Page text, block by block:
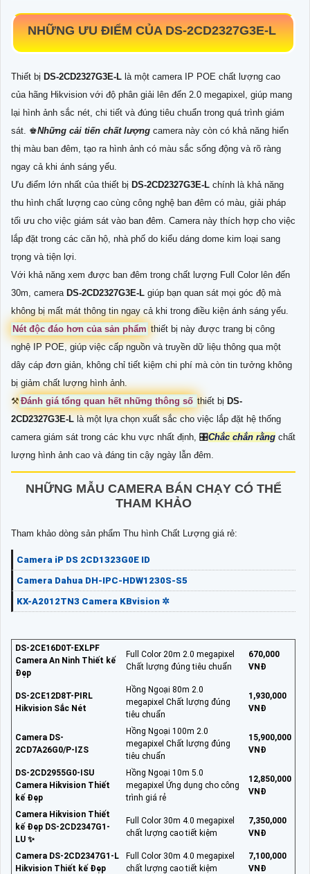
NHỮNG ƯU ĐIỂM CỦADS-2CD2327G3E-L
Thiết bị DS-2CD2327G3E-L là một camera IP POE chất lượng cao
của hãng Hikvision với độ phân giải lên đến 2.0 megapixel, giúp mang
lại hình ảnh sắc nét, chi tiết và đúng tiêu chuẩn trong quá trình giám
sát. ♚Những cải tiến chất lượng camera này còn có khả năng hiển
thị màu ban đêm, tạo ra hình ảnh có màu sắc sống động và rõ ràng
ngay cả khi ánh sáng yếu.
Ưu điểm lớn nhất của thiết bị DS-2CD2327G3E-L chính là khả năng
thu hình chất lượng cao cùng công nghệ ban đêm có màu, giải pháp
tối ưu cho việc giám sát vào ban đêm. Camera này thích hợp cho việc
lắp đặt trong các căn hộ, nhà phố do kiểu dáng dome kim loại sang
trọng và tiện lợi.
Với khả năng xem được ban đêm trong chất lượng Full Color lên đến
30m, camera DS-2CD2327G3E-L giúp bạn quan sát mọi góc độ mà
không bị mất mát thông tin ngay cả khi trong điều kiện ánh sáng yếu.
Nét độc đáo hơn của sản phẩm thiết bị này được trang bị công
nghệ IP POE, giúp việc cấp nguồn và truyền dữ liệu thông qua một
dây cáp đơn giản, không chỉ tiết kiệm chi phí mà còn tin tưởng không
bị giảm chất lượng hình ảnh.
⚒ Đánh giá tổng quan hết những thông số thiết bị DS-
2CD2327G3E-Llà một lựa chọn xuất sắc cho việc lắp đặt hệ thống
camera giám sát trong các khu vực nhất định, 🎛Chắc chắn rằng chất
lượng hình ảnh cao và đáng tin cậy ngày lẫn đêm.
NHỮNG MẪU CAMERA BÁN CHẠY CÓ THỂ
THAM KHẢO
Tham khảo dòng sản phẩm Thu hình Chất Lượng giá rẻ:
Camera iP DS 2CD1323G0E ID
Camera Dahua DH-IPC-HDW1230S-S5
KX-A2012TN3 Camera KBvision ✲
DS-2CE16D0T-EXLPF
Camera An Ninh Thiết kế
Đẹp
Full Color 20m 2.0 megapixel
Chất lượng đúng tiêu chuẩn
670,000
VNĐ
DS-2CE12D8T-PIRL
Hikvision Sắc Nét
Hồng Ngoại 80m 2.0
megapixel Chất lượng đúng
tiêu chuẩn
1,930,000
VNĐ
Camera DS-
2CD7A26G0/P-IZS
Hồng Ngoại 100m 2.0
megapixel Chất lượng đúng
tiêu chuẩn
15,900,000
VNĐ
DS-2CD2955G0-ISU
Camera Hikvision Thiết
kế Đẹp
Hồng Ngoại 10m 5.0
megapixel Ứng dụng cho công
trình giá rẻ
12,850,000
VNĐ
Camera Hikvision Thiết
kế Đẹp DS-2CD2347G1-
LU ✨
Full Color 30m 4.0 megapixel
chất lượng cao tiết kiệm
7,350,000
VNĐ
Camera DS-2CD2347G1-L
Hikvision Thiết kế Đẹp
Full Color 30m 4.0 megapixel
chất lượng cao tiết kiệm
7,100,000
VNĐ